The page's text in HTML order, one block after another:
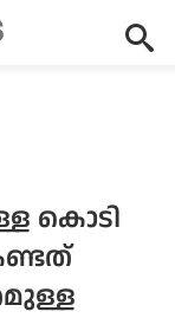
കൊടി